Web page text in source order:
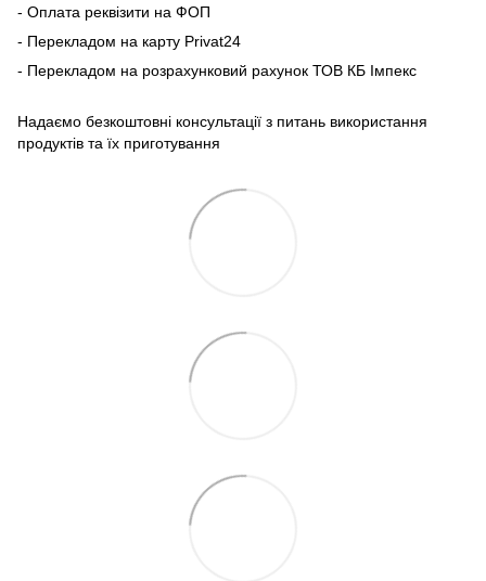
- Оплата реквізити на ФОП
- Перекладом на карту Рrivat24
- Перекладом на розрахунковий рахунок ТОВ КБ Імпекс
Надаємо безкоштовні консультації з питань використання
продуктів та їх приготування